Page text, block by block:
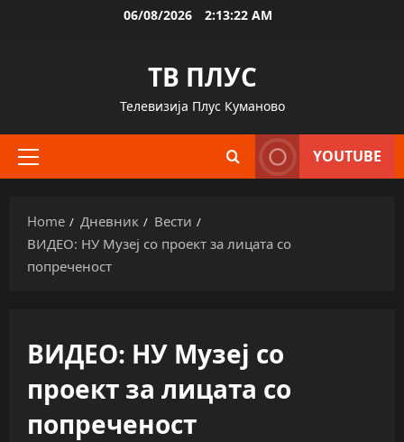
06/08/2026 2:13:23 AM
ТВ ПЛУС
Телевизија Плус Куманово
Primary
YOUTUBE
Home Дневник
Вести
ВИДЕО: НУ Музеј со проект за лицата со
попреченост
ВИДЕО: НУ Музеј со
проект за лицата со
попреченост